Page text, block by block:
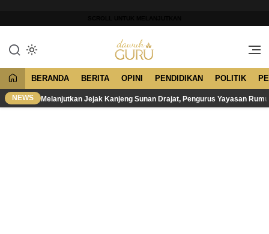
konten
Dawuh Guru
Merawat Tradisi, Membangun
BERANDA BERITA OPINI PENDIDIKAN POLITIK
NEWS Melanjutkan Jejak Kanjeng Sunan Drajat, Pengurus Yayasan